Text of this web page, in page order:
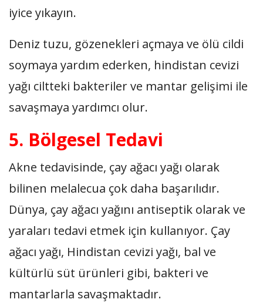
iyice yıkayın.
Deniz tuzu, gözenekleri açmaya ve ölü cildi
soymaya yardım ederken, hindistan cevizi
yağı ciltteki bakteriler ve mantar gelişimi ile
savaşmaya yardımcı olur.
5. Bölgesel Tedavi
Akne tedavisinde, çay ağacı yağı olarak
bilinen melalecua çok daha başarılıdır.
Dünya, çay ağacı yağını antiseptik olarak ve
yaraları tedavi etmek için kullanıyor. Çay
ağacı yağı, Hindistan cevizi yağı, bal ve
kültürlü süt ürünleri gibi, bakteri ve
mantarlarla savaşmaktadır.